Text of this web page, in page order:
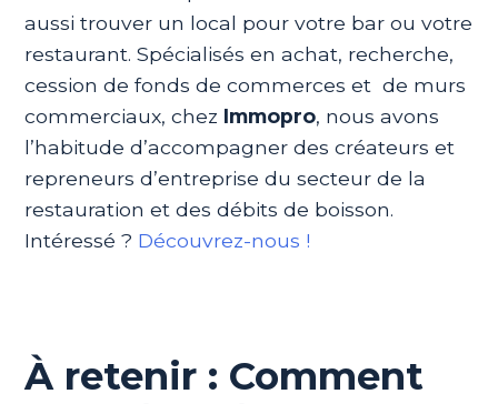
aussi trouver un local pour votre bar ou votre
restaurant. Spécialisés en achat, recherche,
cession de fonds de commerces et de murs
commerciaux, chez Immopro, nous avons
l’habitude d’accompagner des créateurs et
repreneurs d’entreprise du secteur de la
restauration et des débits de boisson.
Intéressé ? Découvrez-nous !
À retenir : Comment